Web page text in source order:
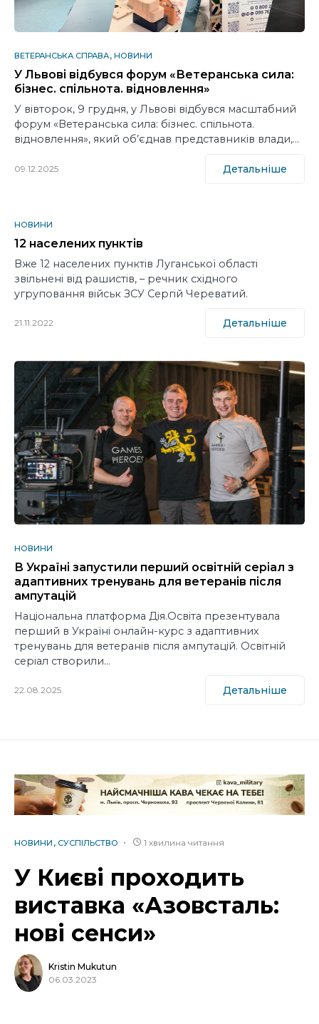
ВЕТЕРАНСЬКА СПРАВА НОВИНИ
У Львові відбувся форум «Ветеранська сила:
бізнес. спільнота. відновлення»
У вівторок, 9 грудня, у Львові відбувся масштабний
форум «Ветеранська сила: бізнес. спільнота.
відновлення», який об’єднав представників влади,…
09.12.2025 Детальніше
НОВИНИ
12 населених пунктів
Вже 12 населених пунктів Луганської області
звільнені від рашистів, – речник східного
угруповання військ ЗСУ Сергій Череватий.
21.11.2022 Детальніше
НОВИНИ
В Україні запустили перший освітній серіал з
адаптивних тренувань для ветеранів після
ампутацій
Національна платформа Дія.Освіта презентувала
перший в Україні онлайн-курс з адаптивних
тренувань для ветеранів після ампутацій. Освітній
серіал створили…
22.08.2025 Детальніше
НОВИНИ СУСПІЛЬСТВО 1 хвилина читання
У Києві проходить
виставка «Азовсталь:
нові сенси»
Kristin Mukutun
06.03.2023